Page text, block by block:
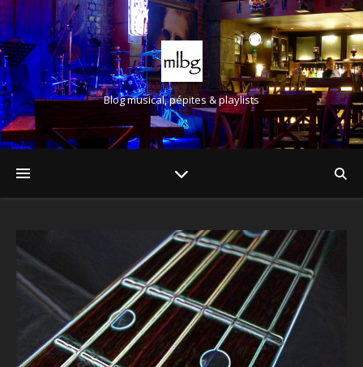
Blog musical, pépites & playlists